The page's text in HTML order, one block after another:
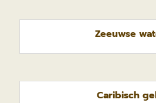
Zeeuwse
Caribisch